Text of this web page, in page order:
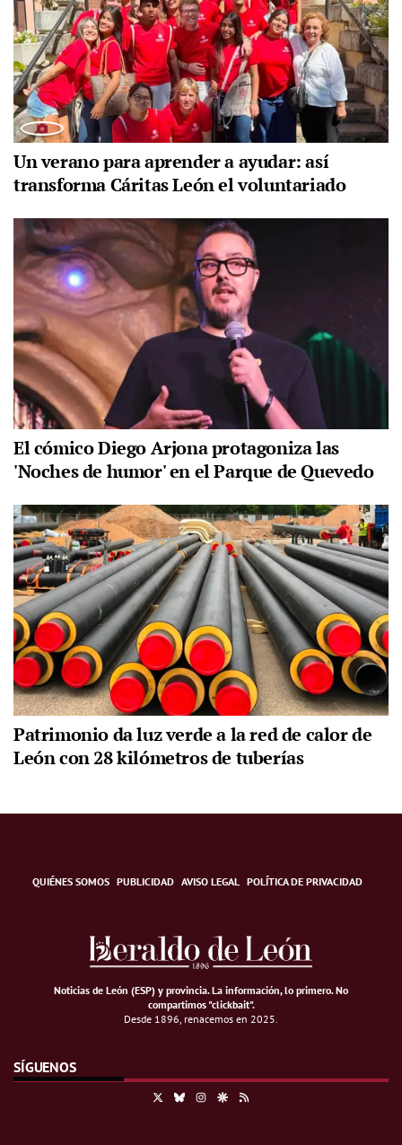
Un verano para aprender a ayudar: así
transforma Cáritas León el voluntariado
El cómico Diego Arjona protagoniza las
'Noches de humor' en el Parque de Quevedo
Patrimonio da luz verde a la red de calor de
León con 28 kilómetros de tuberías
QUIÉNES SOMOS PUBLICIDAD AVISO LEGAL POLÍTICA DE PRIVACIDAD
Noticias de León (ESP) y provincia. La información, lo primero.No
compartimos "clickbait".
Desde 1896, renacemos en 2025.
SÍGUENOS
BlueskyInstagramGoogle Discover